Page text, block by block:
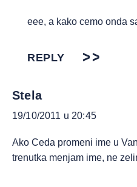
eee, a kako cemo onda
REPLY
Stela
19/10/2011 u 20:45
Ako Ceda promeni ime u
trenutka menjam ime, ne